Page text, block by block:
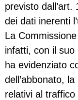
previsto
dei dati inerenti
La
infatti, con il suo
ha evidenziato
dell’abbonato,
relativi al